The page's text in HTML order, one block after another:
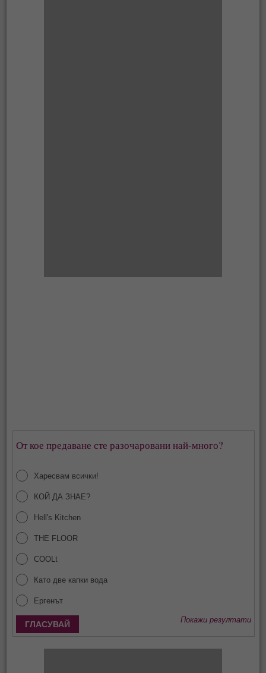
От кое предаване сте разочаровани най-много?
Харесвам всички!
КОЙ ДА ЗНАЕ?
Hell's Kitchen
THE FLOOR
COOLt
Като две капки вода
Ергенът
Покажи резултати